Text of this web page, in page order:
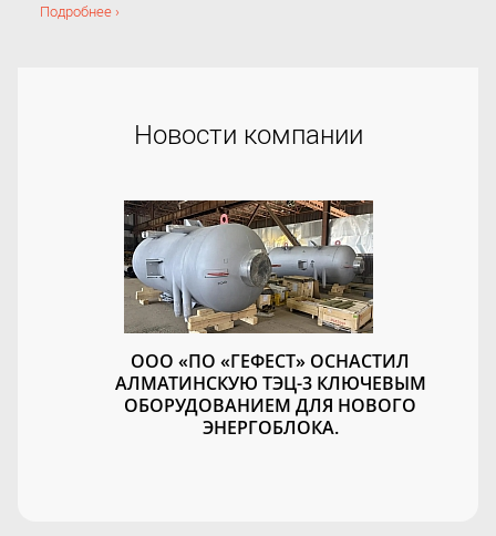
Подробнее ›
Новости компании
ООО «ПО «ГЕФЕСТ» ОСНАСТИЛ
АЛМАТИНСКУЮ ТЭЦ-3 КЛЮЧЕВЫМ
ОБОРУДОВАНИЕМ ДЛЯ НОВОГО
ЭНЕРГОБЛОКА.